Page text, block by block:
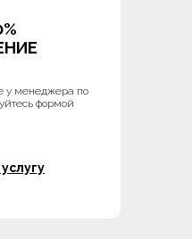
у менеджера по
формой